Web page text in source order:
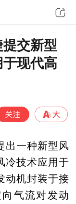
提交新型
现代高
出一种新型风
冷技术应用于
动机封装于接
气流对发动